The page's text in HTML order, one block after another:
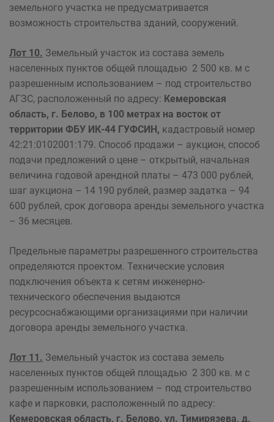
земельного участка не предусматривается
возможность строительства зданий, сооружений.
Лот 10. Земельный участок из состава земель
населенных пунктов общей площадью 2 500 кв. м с
разрешенным использованием – под строительство
АГЗС, расположенный по адресу: Кемеровская
область, г. Белово, в 100 метрах на восток от
территории ФБУ ИК-44 ГУФСИН, кадастровый номер
42:21:0102001:179. Способ продажи – аукцион, способ
подачи предложений о цене – открытый, начальная
величина годовой арендной платы – 473 000 рублей,
шаг аукциона – 14 190 рублей, размер задатка – 94
600 рублей, срок договора аренды земельного участка
– 36 месяцев.
Предельные параметры разрешенного строительства
определяются проектом. Технические условия
подключения объекта к сетям инженерно-
технического обеспечения выдаются
ресурсоснабжающими организациями при наличии
договора аренды земельного участка.
Лот 11. Земельный участок из состава земель
населенных пунктов общей площадью 2 300 кв. м с
разрешенным использованием – под строительство
кафе и парковки, расположенный по адресу:
Кемеровская область, г. Белово, ул. Тимирязева, д.